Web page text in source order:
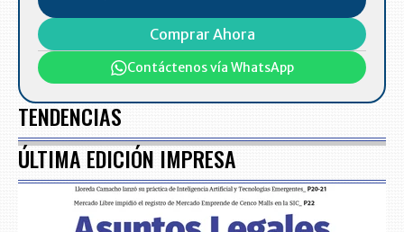
Comprar Ahora
Contáctenos vía WhatsApp
TENDENCIAS
ÚLTIMA EDICIÓN IMPRESA